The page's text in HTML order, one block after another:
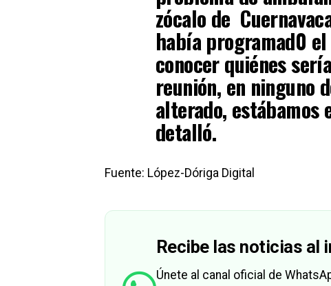
zócalo de
había programad0
conocer quiénes
reunión, en ninguno
alterado, estábamos
detalló.
Fuente: López-Dóriga Digital
Recibe las noticias al
Únete al canal oficial de